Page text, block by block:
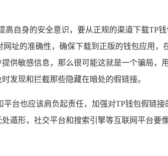
自身的安全意识，要从正规的渠道下载TP
址的准确性，确保下载到正版的钱包应用
供敏感信息，那么很可能这就是一个骗局
发现和拦截那些隐藏在暗处的假链接。
台也应该肩负起责任，加强对TP钱包假链
遁形，社交平台和搜索引擎等互联网平台